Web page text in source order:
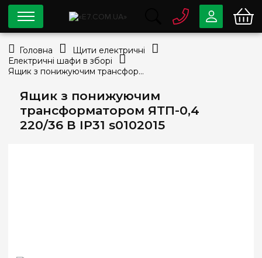
Ящик з понижуючим
трансформатором ЯТП-0,4
220/36 В IP31 s0102015
0 800
Viber Telegram
Головна
Щити електричні
Електричні шафи в зборі
Ящик з понижуючим трансформатором ЯТП-0,4 220/36 В IP31 s0102015